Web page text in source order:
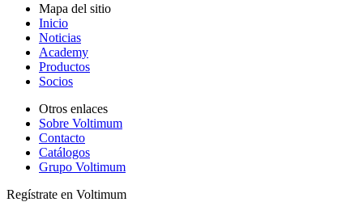
Mapa del sitio
Inicio
Noticias
Academy
Productos
Socios
Otros enlaces
Sobre Voltimum
Contacto
Catálogos
Grupo Voltimum
Regístrate en Voltimum